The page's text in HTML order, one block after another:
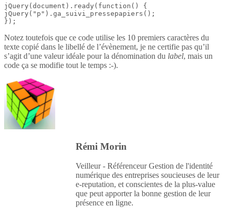
jQuery(document).ready(function() {
jQuery("p").ga_suivi_pressepapiers();
});
Notez toutefois que ce code utilise les 10 premiers caractères du
texte copié dans le libellé de l’évènement, je ne certifie pas qu’il
s’agit d’une valeur idéale pour la dénomination du label, mais un
code ça se modifie tout le temps :-).
Rémi Morin
Veilleur - Référenceur Gestion de l'identité
numérique des entreprises soucieuses de leur
e-reputation, et conscientes de la plus-value
que peut apporter la bonne gestion de leur
présence en ligne.